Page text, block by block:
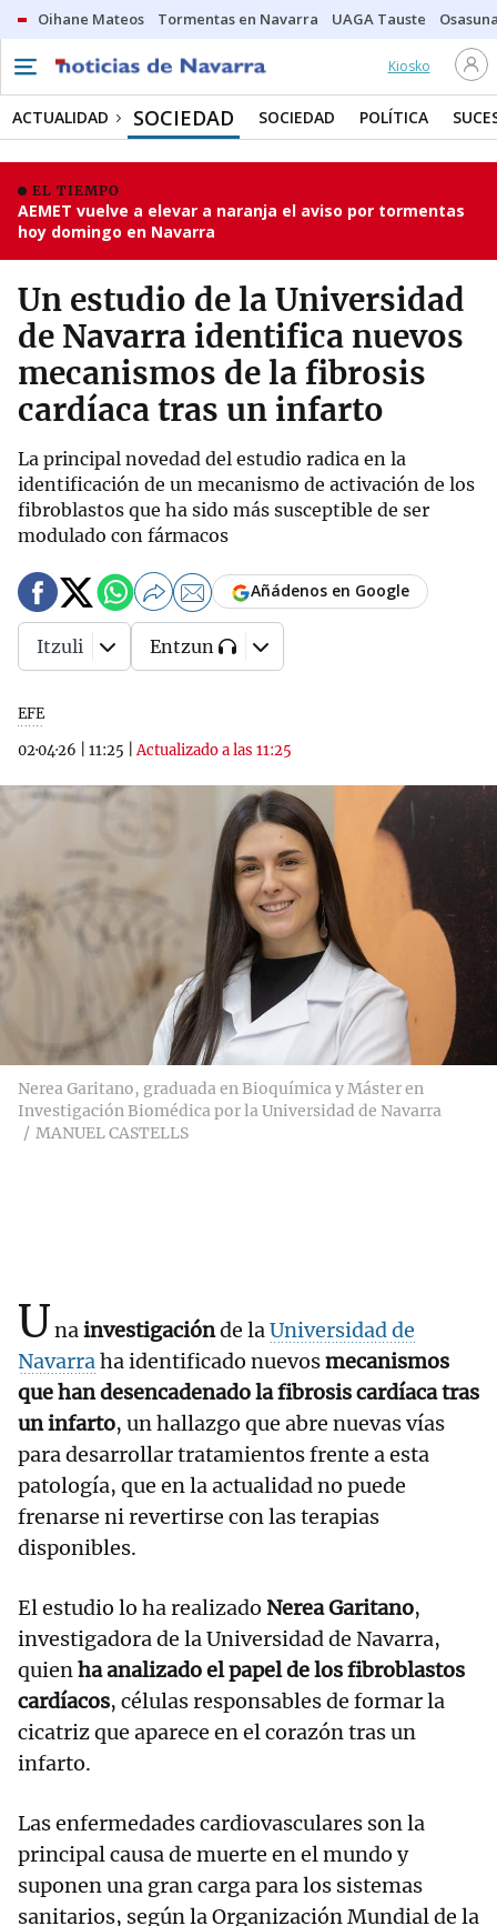
Oihane Mateos Tormentas en Navarra UAGA Tauste
Kiosko
ACTUALIDAD SOCIEDAD SOCIEDAD POLÍTICA
EL TIEMPO
AEMET vuelve a elevar a naranja el aviso por tormentas
hoy domingo en Navarra
Un estudio de la Universidad
de Navarra identifica nuevos
mecanismos de la fibrosis
cardíaca tras un infarto
La principal novedad del estudio radica en la
identificación de un mecanismo de activación de los
fibroblastos que ha sido más susceptible de ser
modulado con fármacos
EFE
02·04·26
11:25 |Actualizado a las 11:25
Añádenos en Google
Itzuli Entzun
Nerea Garitano, graduada en Bioquímica y Máster en
Investigación Biomédica por la Universidad de Navarra
MANUEL CASTELLS
Unainvestigaciónde laUniversidad de
Navarraha identificado nuevosmecanismos
que han desencadenado la fibrosis cardíaca tras
un infarto, un hallazgo que abre nuevas vías
para desarrollar tratamientos frente a esta
patología, que en la actualidad no puede
frenarse ni revertirse con las terapias
disponibles.
El estudio lo ha realizado Nerea Garitano,
investigadora de la Universidad de Navarra,
quienha analizado el papel de los fibroblastos
cardíacos, células responsables de formar la
cicatriz que aparece en el corazón tras un
infarto.
Las enfermedades cardiovasculares son la
principal causa de muerte en el mundo y
suponen una gran carga para los sistemas
sanitarios, según la Organización Mundial de la